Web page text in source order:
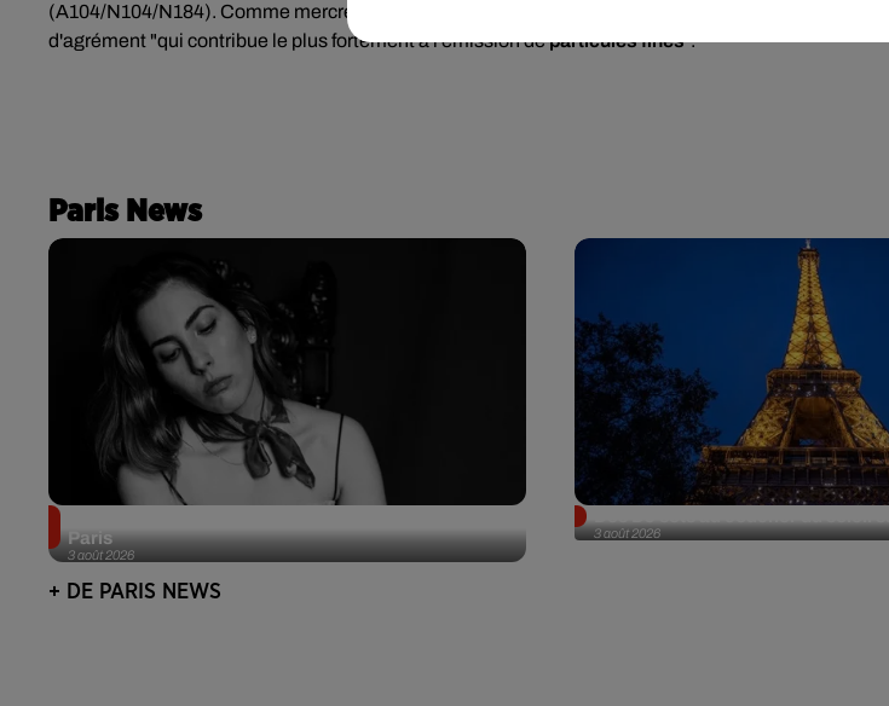
(A104/N104/N184). Comme mercredi, la PP interdit également l'utilisation du chauffage individuel
d'agrément "qui contribue le plus fortement à l'émission departiculesfines".
Paris News
3 août 2026
Paris
3 août 2026
+ DE PARIS NEWS